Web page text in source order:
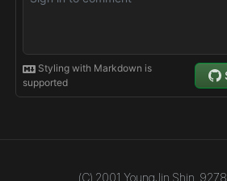
(C) 2001 YoungJin Shin, 9278